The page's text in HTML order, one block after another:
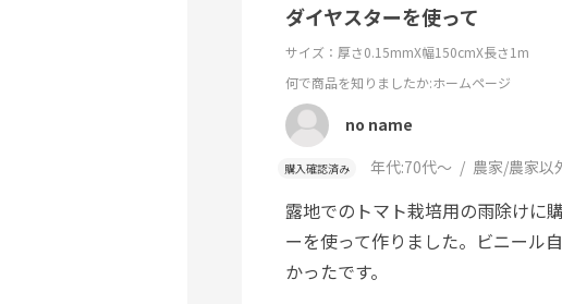
ダイヤスターを使って
サイズ：厚さ0.15mmX幅150cmX長さ1m
何で商品を知りましたか:ホームページ
no name
購入確認済み 年代:70代～ 農家/農家以
露地でのトマト栽培用の雨除けに
ーを使って作りました。ビニール
かったです。